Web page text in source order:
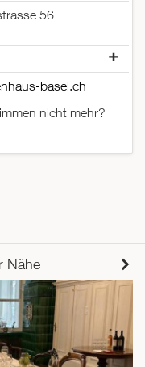
56
basel.ch
nicht mehr?
Nähe